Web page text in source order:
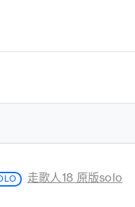
走歌人18 原版solo